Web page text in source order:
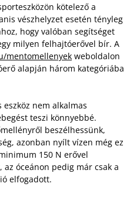
kötelező a
vészhelyzet esetén tényleg
hogy valóban segítséget
milyen felhajtóerővel bír. A
mentomellenyek weboldalon
alapján három kategóriába
nem alkalmas
teszi könnyebbé.
beszélhessünk,
azonban nyílt vízen még ez
150 N erővel
óceánon pedig már csak a
elfogadott.